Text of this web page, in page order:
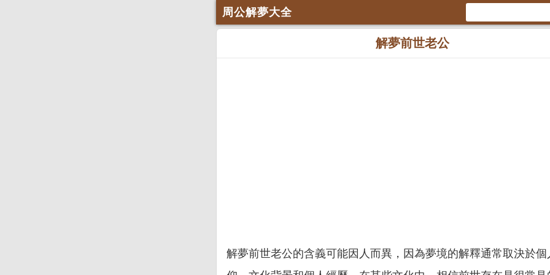
周公解夢大全
解夢前世老公
解夢前世老公的含義可能因人而異，因為夢境的解釋通常取決於個